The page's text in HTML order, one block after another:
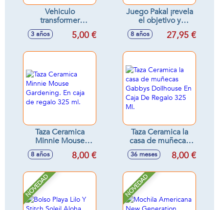
Vehiculo
transformer
fricción, escala 1:55
11'8x7x5'8cm
3 años 5,00 €
Juego Pakal ¡revela
el objetivo y
encuentra los
símbolos!
8 años 27,95 €
Taza Ceramica
Minnie Mouse
Gardening. En caja
de regalo 325 ml.
8 años 8,00 €
Taza Ceramica la
casa de muñecas
Gabbys Dollhouse
En Caja De Regalo
36 meses 8,00 €
NOVEDAD NOVEDAD